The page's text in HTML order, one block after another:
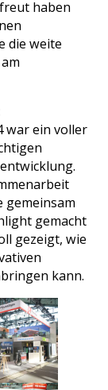
haben
die weite
war ein voller
gemeinsam
gemacht
gezeigt, wie
kann.